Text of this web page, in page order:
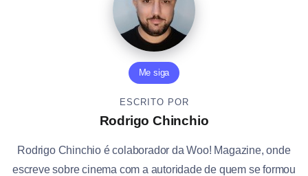
Me siga
ESCRITO POR
Rodrigo Chinchio
Rodrigo Chinchio é colaborador da Woo! Magazine, onde
escreve sobre cinema com a autoridade de quem se formou